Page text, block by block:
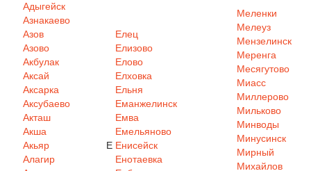
Адыгейск
Азнакаево
Азов
Азово
Акбулак
Аксай
Аксарка
Аксубаево
Акташ
Акша
Акьяр
Алагир
Е
Елец
Елизово
Елово
Елховка
Ельня
Еманжелинск
Емва
Емельяново
Енисейск
Енотаевка
Меленки
Мелеуз
Мензелинск
Меренга
Месягутово
Миасс
Миллерово
Мильково
Минводы
Минусинск
Мирный
Михайлов